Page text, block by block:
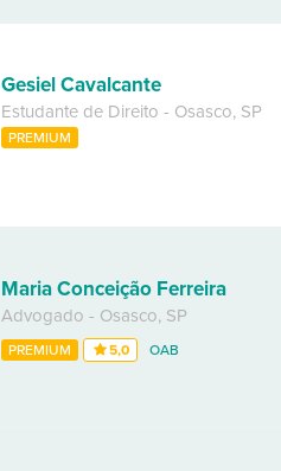
Gesiel Cavalcante
Estudante de Direito - Osasco, SP
PREMIUM
Maria Conceição Ferreira
Advogado - Osasco, SP
PREMIUM 5,0 OAB